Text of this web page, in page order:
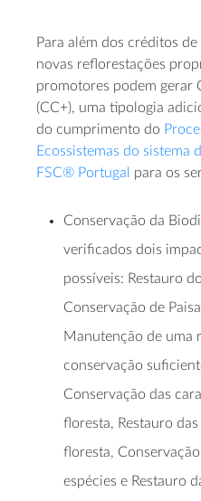
Para além dos créditos
novas reflorestações
promotores podem gerar
(CC+), uma tipologia
do cumprimento do
Ecossistemas do sistema
FSC® Portugal para os
Conservação da
verificados dois
possíveis: Restauro
Conservação de
Manutenção de uma
conservação
Conservação das
floresta, Restauro
floresta,
espécies e Restauro